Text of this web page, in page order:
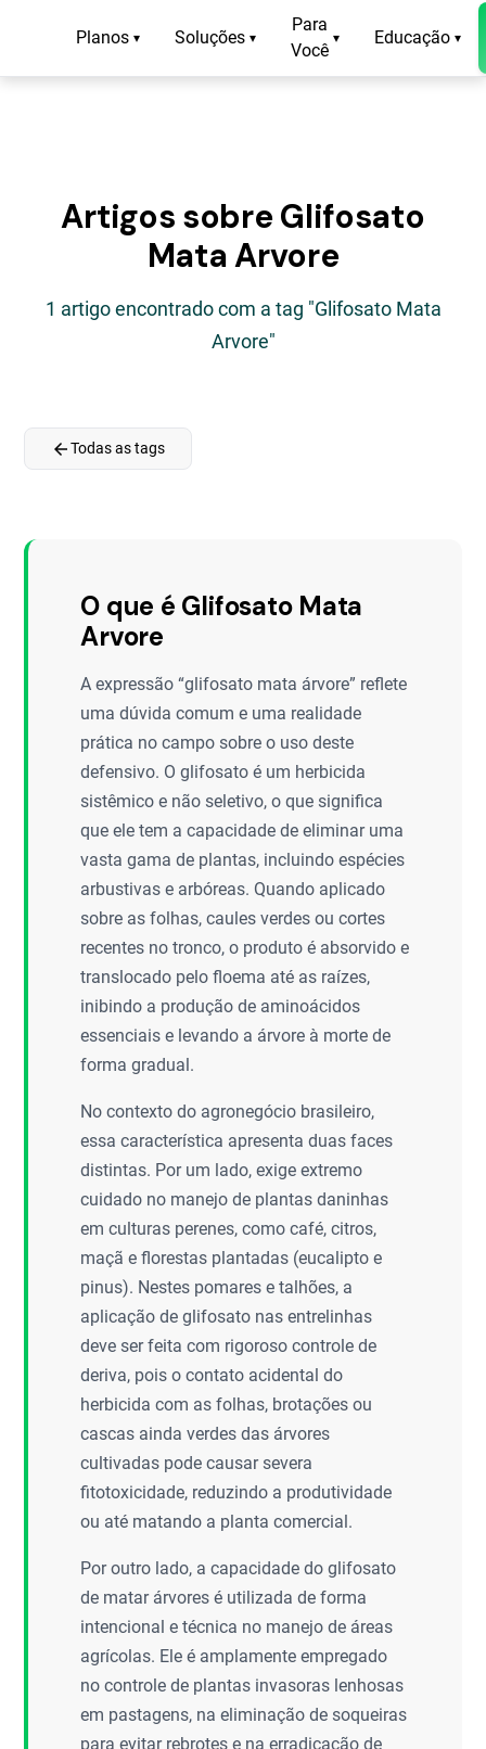
Planos ▾ Soluções ▾
Para
Você
▾ Educação ▾
Artigos sobre Glifosato
Mata Arvore
1 artigo encontrado com a tag "Glifosato Mata
Arvore"
arrow_backTodas as tags
O que é Glifosato Mata
Arvore
A expressão “glifosato mata árvore” reflete
uma dúvida comum e uma realidade
prática no campo sobre o uso deste
defensivo. O glifosato é um herbicida
sistêmico e não seletivo, o que significa
que ele tem a capacidade de eliminar uma
vasta gama de plantas, incluindo espécies
arbustivas e arbóreas. Quando aplicado
sobre as folhas, caules verdes ou cortes
recentes no tronco, o produto é absorvido e
translocado pelo floema até as raízes,
inibindo a produção de aminoácidos
essenciais e levando a árvore à morte de
forma gradual.
No contexto do agronegócio brasileiro,
essa característica apresenta duas faces
distintas. Por um lado, exige extremo
cuidado no manejo de plantas daninhas
em culturas perenes, como café, citros,
maçã e florestas plantadas (eucalipto e
pinus). Nestes pomares e talhões, a
aplicação de glifosato nas entrelinhas
deve ser feita com rigoroso controle de
deriva, pois o contato acidental do
herbicida com as folhas, brotações ou
cascas ainda verdes das árvores
cultivadas pode causar severa
fitotoxicidade, reduzindo a produtividade
ou até matando a planta comercial.
Por outro lado, a capacidade do glifosato
de matar árvores é utilizada de forma
intencional e técnica no manejo de áreas
agrícolas. Ele é amplamente empregado
no controle de plantas invasoras lenhosas
em pastagens, na eliminação de soqueiras
para evitar rebrotes e na erradicação de